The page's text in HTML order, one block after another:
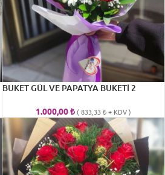
BUKET GÜL VE PAPATYA BUKETİ 2
1.000,00₺ (833,33₺+ KDV )